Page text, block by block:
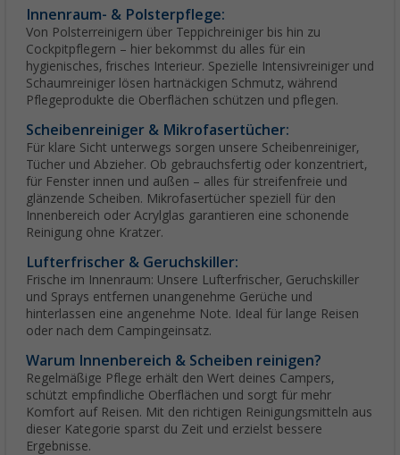
Innenraum- & Polsterpflege:
Von Polsterreinigern über Teppichreiniger bis hin zu
Cockpitpflegern – hier bekommst du alles für ein
hygienisches, frisches Interieur. Spezielle Intensivreiniger und
Schaumreiniger lösen hartnäckigen Schmutz, während
Pflegeprodukte die Oberflächen schützen und pflegen.
Scheibenreiniger & Mikrofasertücher:
Für klare Sicht unterwegs sorgen unsere Scheibenreiniger,
Tücher und Abzieher. Ob gebrauchsfertig oder konzentriert,
für Fenster innen und außen – alles für streifenfreie und
glänzende Scheiben. Mikrofasertücher speziell für den
Innenbereich oder Acrylglas garantieren eine schonende
Reinigung ohne Kratzer.
Lufterfrischer & Geruchskiller:
Frische im Innenraum: Unsere Lufterfrischer, Geruchskiller
und Sprays entfernen unangenehme Gerüche und
hinterlassen eine angenehme Note. Ideal für lange Reisen
oder nach dem Campingeinsatz.
Warum Innenbereich & Scheiben reinigen?
Regelmäßige Pflege erhält den Wert deines Campers,
schützt empfindliche Oberflächen und sorgt für mehr
Komfort auf Reisen. Mit den richtigen Reinigungsmitteln aus
dieser Kategorie sparst du Zeit und erzielst bessere
Ergebnisse.